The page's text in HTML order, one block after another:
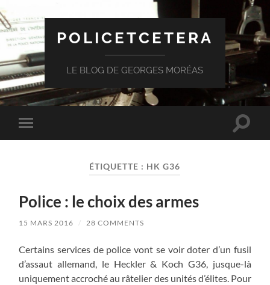
POLICETCETERA
LE BLOG DE GEORGES MORÉAS
Toggle
mobile
Toggle
ÉTIQUETTE : HK G36
Police : le choix des armes
15 MARS 2016 / 28 COMMENTS
Certains services de police vont se voir doter d’un fusil
d’assaut allemand, le Heckler & Koch G36, jusque-là
uniquement accroché au râtelier des unités d’élites. Pour